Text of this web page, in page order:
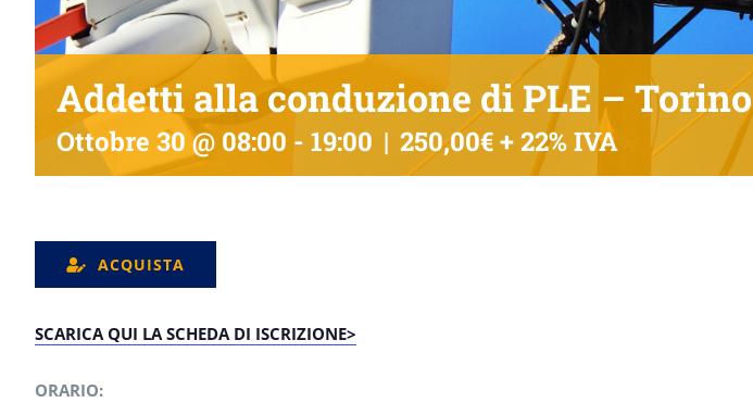
Addetti alla conduzione di PLE – Torino
Ottobre 30 @ 08:00 - 19:00 | 250,00€ + 22% IVA
ACQUISTA
SCARICA QUI LA SCHEDA DI ISCRIZIONE>
ORARIO: